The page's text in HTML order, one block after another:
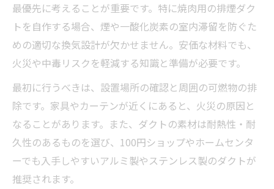
最優先に考えることが重要です。特に焼肉用の排煙ダク
トを自作する場合、煙や一酸化炭素の室内滞留を防ぐた
めの適切な換気設計が欠かせません。安価な材料でも、
火災や中毒リスクを軽減する知識と準備が必要です。
最初に行うべきは、設置場所の確認と周囲の可燃物の排
除です。家具やカーテンが近くにあると、火災の原因と
なることがあります。また、ダクトの素材は耐熱性・耐
久性のあるものを選び、100円ショップやホームセンタ
ーでも入手しやすいアルミ製やステンレス製のダクトが
推奨されます。